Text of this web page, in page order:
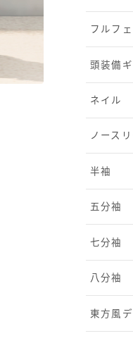
フルフ
頭装備
ネイル
ノース
半袖
五分袖
七分袖
八分袖
東方風